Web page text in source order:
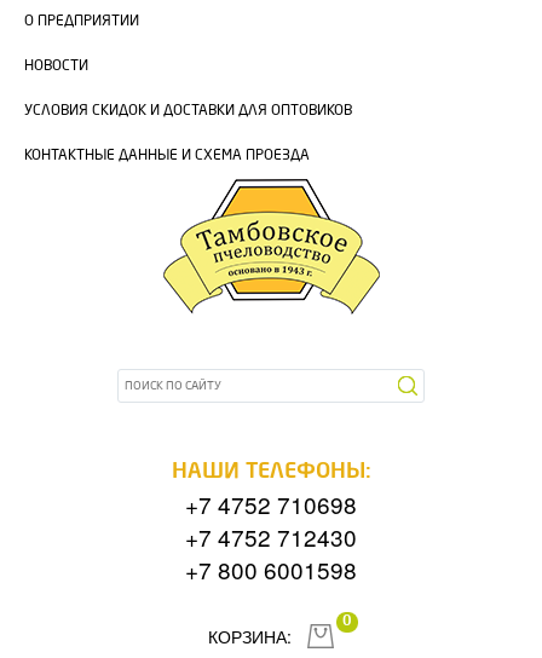
О ПРЕДПРИЯТИИ
НОВОСТИ
УСЛОВИЯ СКИДОК И ДОСТАВКИ ДЛЯ ОПТОВИКОВ
КОНТАКТНЫЕ ДАННЫЕ И СХЕМА ПРОЕЗДА
НАШИ ТЕЛЕФОНЫ:
+7 4752 710698
+7 4752 712430
+7 800 6001598
КОРЗИНА:
0